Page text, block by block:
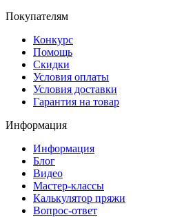
Покупателям
Конкурс
Помощь
Скидки
Условия оплаты
Условия доставки
Гарантия на товар
Информация
Информация
Блог
Видео
Мастер-классы
Калькулятор пряжи
Вопрос-ответ